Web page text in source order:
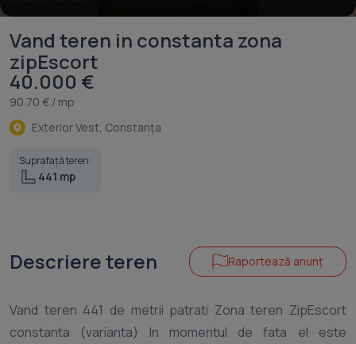
Vand teren in constanta zona
zipEscort
40.000 €
90.70 € / mp
Exterior Vest, Constanţa
Suprafață teren:
441 mp
Descriere teren Raportează anunț
Vand teren 441 de metrii patrati Zona teren ZipEscort
constanta (varianta) In momentul de fata el este